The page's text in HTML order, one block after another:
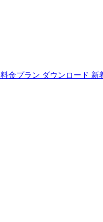
料金プラン ダウンロード 新